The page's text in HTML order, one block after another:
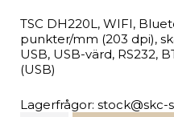
TSC DH220L, WIFI,
punkter/mm (203 dpi),
USB, USB-värd, RS232,
(USB)
Lagerfrågor: stock@skc-